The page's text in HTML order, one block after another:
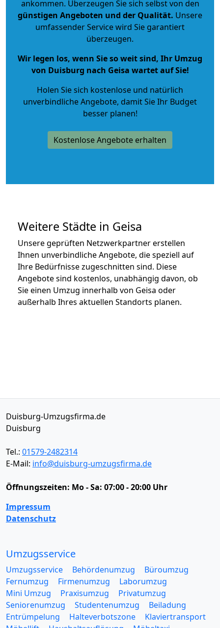
ankommen. Überzeugen Sie sich selbst von den
günstigen Angeboten und der Qualität. Unsere
umfassender Service wird Sie garantiert
überzeugen.
Wir legen los, wenn Sie so weit sind, Ihr Umzug
von Duisburg nach Geisa wartet auf Sie!
Holen Sie sich kostenlose und natürlich
unverbindliche Angebote, damit Sie Ihr Budget
besser planen!
Kostenlose Angebote erhalten
Weitere Städte in Geisa
Unsere geprüften Netzwerkpartner erstellen
Ihnen unverbindliche Angebote, die speziell auf
Ihre Bedürfnisse zugeschnitten sind. Diese
Angebote sind kostenlos, unabhängig davon, ob
Sie einen Umzug innerhalb von Geisa oder
außerhalb Ihres aktuellen Standorts planen.
Duisburg-Umzugsfirma.de
Duisburg
Tel.: 01579-2482314
E-Mail: info@duisburg-umzugsfirma.de
Öffnungszeiten: Mo - Sa: 07:00 - 20:00 Uhr
Impressum
Datenschutz
Umzugsservice
Umzugsservice Behördenumzug
Büroumzug
Fernumzug
Firmenumzug
Laborumzug
Mini Umzug
Praxisumzug
Privatumzug
Seniorenumzug
Studentenumzug
Beiladung
Entrümpelung
Halteverbotszone
Klaviertransport